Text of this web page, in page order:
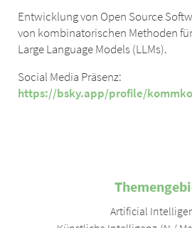
Entwicklung von Open Source
von kombinatorischen Methoden
Large Language Models (LLMs).
Social Media Präsenz:
https://bsky.app/profile/
Artificial